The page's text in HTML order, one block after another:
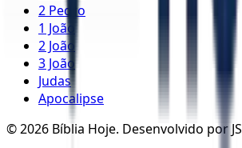
2 Pedro
1 João
2 João
3 João
Judas
Apocalipse
©2026 Bíblia Hoje. Desenvolvido por